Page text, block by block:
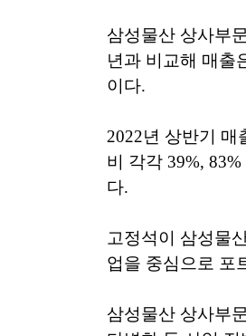
삼성물산 상사부
년과 비교해 매출
이다.
2022년 상반기 매
비 각각 39%,
다.
고정석이 삼성물
업을 중심으로 포
삼성물산 상사부